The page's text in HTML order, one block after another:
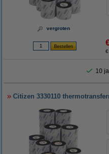
vergroten
10
Citizen 3330110